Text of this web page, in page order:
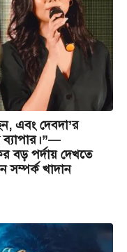
এবং দেবদা’র
বড় পর্দায় দেখতে
সম্পর্ক খাদান